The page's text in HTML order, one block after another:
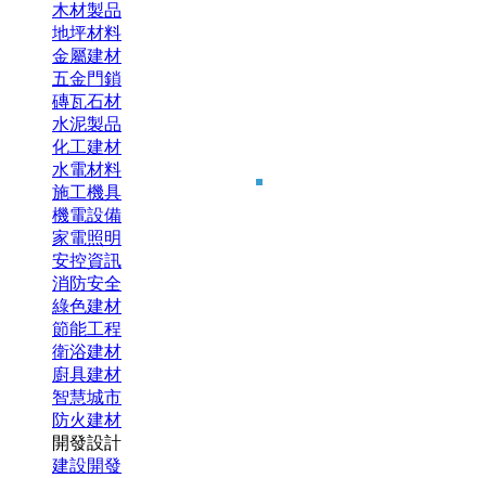
木材製品
地坪材料
金屬建材
五金門鎖
磚瓦石材
水泥製品
化工建材
水電材料
施工機具
機電設備
家電照明
安控資訊
消防安全
綠色建材
節能工程
衛浴建材
廚具建材
智慧城市
防火建材
開發設計
建設開發